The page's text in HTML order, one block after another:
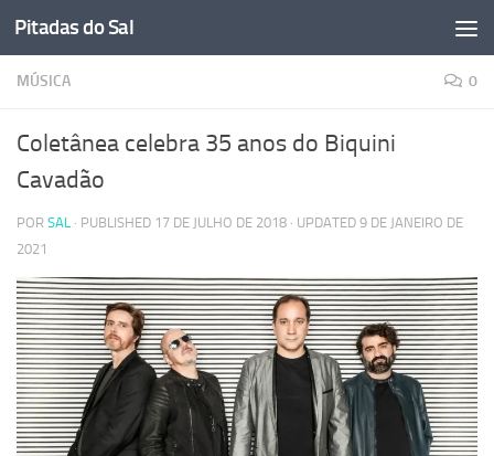
Skip to content
Pitadas do Sal
MÚSICA 0
Coletânea celebra 35 anos do Biquini
Cavadão
POR SAL · PUBLISHED 17 DE JULHO DE 2018 · UPDATED 9 DE JANEIRO DE
2021